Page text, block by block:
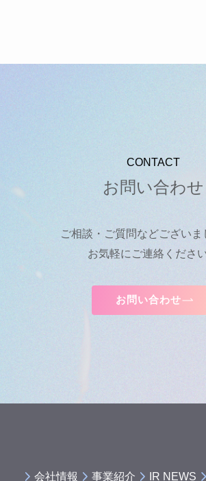
CONTACT
お問い合わせ
ご相談・ご質問などございま
お気軽にご連絡ください
お問い合わせ
会社情報 事業紹介 IR NEWS